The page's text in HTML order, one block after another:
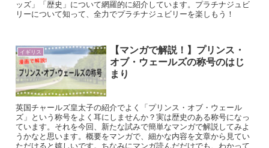
ッズ」「歴史」について網羅的に紹介しています。プラチナジュビ
リーについて知って、全力でプラチナジュビリーを楽しもう！
イギリス
【マンガで解説！】プリンス・
オブ・ウェールズの称号のはじ
まり
英国チャールズ皇太子の紹介でよく「プリンス・オブ・ウェール
ズ」という称号をよく耳にしませんか？実は歴史のある称号になっ
ています。それを今回、新たな試みで簡単なマンガで解説してみよ
うかなと思います。概要をマンガで、細かな内容を文章から見てい
ただけると嬉しいです。ちなみにマンガ読んだだけでも、わかって